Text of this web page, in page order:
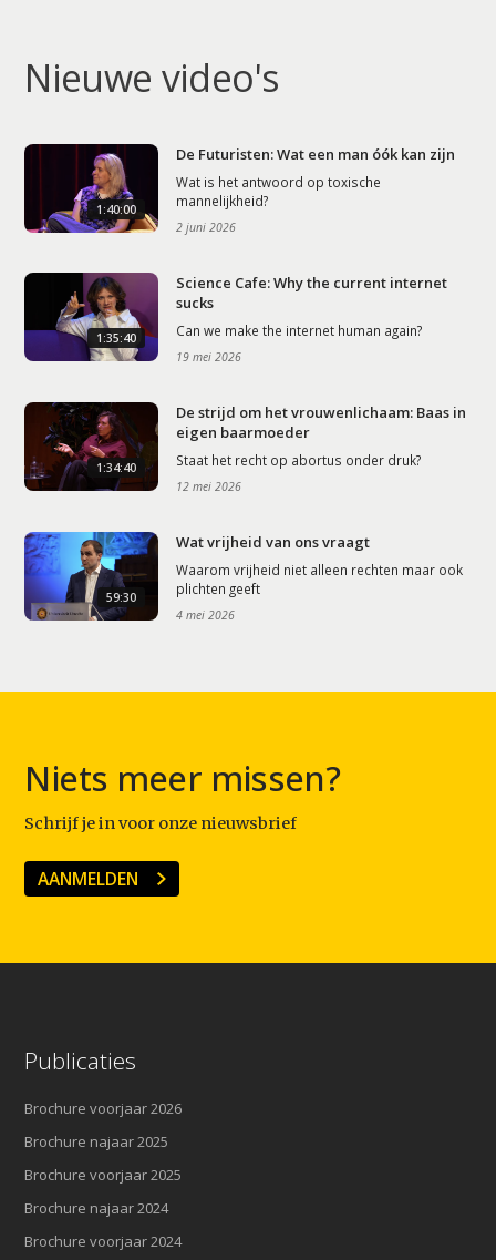
Nieuwe video's
1:40:00
De Futuristen: Wat een man óók kan zijn
Wat is het antwoord op toxische
mannelijkheid?
2 juni 2026
1:35:40
Science Cafe: Why the current internet
sucks
Can we make the internet human again?
19 mei 2026
1:34:40
De strijd om het vrouwenlichaam: Baas in
eigen baarmoeder
Staat het recht op abortus onder druk?
12 mei 2026
59:30
Wat vrijheid van ons vraagt
Waarom vrijheid niet alleen rechten maar ook
plichten geeft
4 mei 2026
Niets meer missen?
Schrijf je in voor onze nieuwsbrief
AANMELDEN
Publicaties
Brochure voorjaar 2026
Brochure najaar 2025
Brochure voorjaar 2025
Brochure najaar 2024
Brochure voorjaar 2024